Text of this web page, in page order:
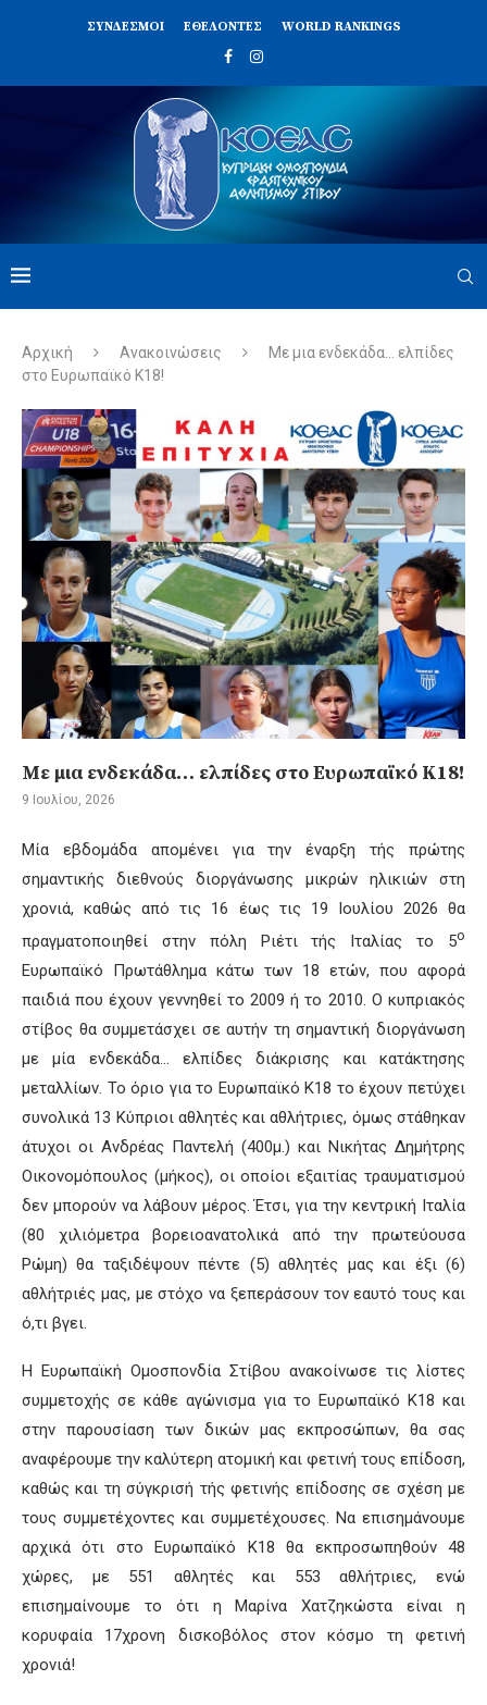
ΣΥΝΔΈΣΜΟΙ ΕΘΕΛΟΝΤΈΣ WORLD RANKINGS
Αρχική Ανακοινώσεις
Με μια ενδεκάδα… ελπίδες
στο Ευρωπαϊκό Κ18!
Με μια ενδεκάδα… ελπίδες στο Ευρωπαϊκό Κ18!
9 Ιουλίου, 2026
Μία εβδομάδα απομένει για την έναρξη τής πρώτης
σημαντικής διεθνούς διοργάνωσης μικρών ηλικιών στη
χρονιά, καθώς από τις 16 έως τις 19 Ιουλίου 2026 θα
πραγματοποιηθεί στην πόλη Ριέτι τής Ιταλίας το 5ο
Ευρωπαϊκό Πρωτάθλημα κάτω των 18 ετών, που αφορά
παιδιά που έχουν γεννηθεί το 2009 ή το 2010. Ο κυπριακός
στίβος θα συμμετάσχει σε αυτήν τη σημαντική διοργάνωση
με μία ενδεκάδα… ελπίδες διάκρισης και κατάκτησης
μεταλλίων. Το όριο για το Ευρωπαϊκό Κ18 το έχουν πετύχει
συνολικά 13 Κύπριοι αθλητές και αθλήτριες, όμως στάθηκαν
άτυχοι οι Ανδρέας Παντελή (400μ.) και Νικήτας Δημήτρης
Οικονομόπουλος (μήκος), οι οποίοι εξαιτίας τραυματισμού
δεν μπορούν να λάβουν μέρος. Έτσι, για την κεντρική Ιταλία
(80 χιλιόμετρα βορειοανατολικά από την πρωτεύουσα
Ρώμη) θα ταξιδέψουν πέντε (5) αθλητές μας και έξι (6)
αθλήτριές μας, με στόχο να ξεπεράσουν τον εαυτό τους και
ό,τι βγει.
Η Ευρωπαϊκή Ομοσπονδία Στίβου ανακοίνωσε τις λίστες
συμμετοχής σε κάθε αγώνισμα για το Ευρωπαϊκό Κ18 και
στην παρουσίαση των δικών μας εκπροσώπων, θα σας
αναφέρουμε την καλύτερη ατομική και φετινή τους επίδοση,
καθώς και τη σύγκρισή τής φετινής επίδοσης σε σχέση με
τους συμμετέχοντες και συμμετέχουσες. Να επισημάνουμε
αρχικά ότι στο Ευρωπαϊκό Κ18 θα εκπροσωπηθούν 48
χώρες, με 551 αθλητές και 553 αθλήτριες, ενώ
επισημαίνουμε το ότι η Μαρίνα Χατζηκώστα είναι η
κορυφαία 17χρονη δισκοβόλος στον κόσμο τη φετινή
χρονιά!